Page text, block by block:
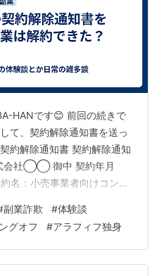
HANです😊 前回の続きで
て、契約解除通知書を送っ
解除通知書 契約解除通知
社◯◯ 御中 契約年月
：小売事業者向けコンサ
ちゃんと伝わるか不安で
てあった会社。 ただ、そこ
となっているが案の定反応
つや…」 ってなりました😇
副業詐欺 #体験談
グオフ #アラフィフ独身